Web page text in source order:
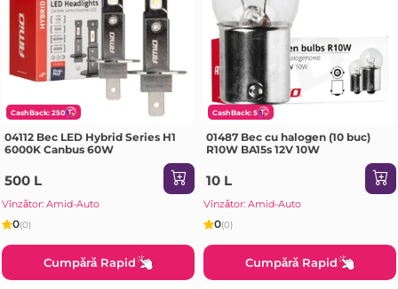
CashBack: 250
04112 Bec LED Hybrid Series H1
6000K Canbus 60W
500 L
Vînzător: Amid-Auto
0(0)
Cumpără Rapid
CashBack: 5
01487 Bec cu halogen (10 buc)
R10W BA15s 12V 10W
10 L
Vînzător: Amid-Auto
0(0)
Cumpără Rapid